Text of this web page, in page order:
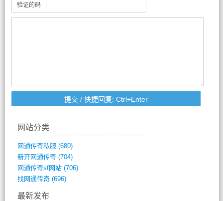
验证的码
网站分类
网通传奇私服 (680)
新开网通传奇(704)
网通传奇sf网站(706)
找网通传奇(696)
最新发布